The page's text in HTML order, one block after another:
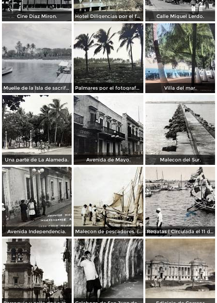
Cine Diaz Miron. Hotel Diligencias por el fotografo Walter E Hadsell. ( Circulada el 17 de Febrero de 1914 ). Calle Miguel Lerdo.
Muelle de la Isla de sacrificios. Palmares por el fotografo Hugo Brehme. Villa del mar.
Una parte de La Alameda. Avenida de Mayo. Malecon del Sur.
Avenida Independencia. Malecon de pescadores. ( Circulada el 12 de Agosto de 1911 ). Regatas ( Circulada el 11 de Abril de 1926 ).